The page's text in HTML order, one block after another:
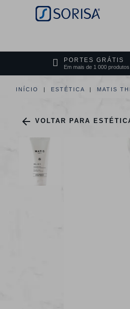
PORTES GRÁTIS
Em mais de 1 000 produtos
INÍCIO ESTÉTICA MATIS
 VOLTAR PARA